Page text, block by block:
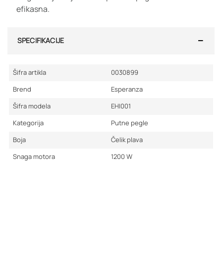
efikasna.
SPECIFIKACIJE
Šifra artikla
0030899
Brend
Esperanza
Šifra modela
EHI001
Kategorija
Putne pegle
Boja
Čelik plava
Snaga motora
1200 W